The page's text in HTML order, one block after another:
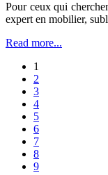
Pour ceux qui
expert en mobilier,
Read more...
1
2
3
4
5
6
7
8
9